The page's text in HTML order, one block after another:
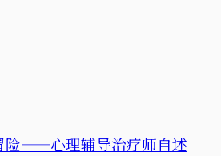
险——心理辅导治疗师自述